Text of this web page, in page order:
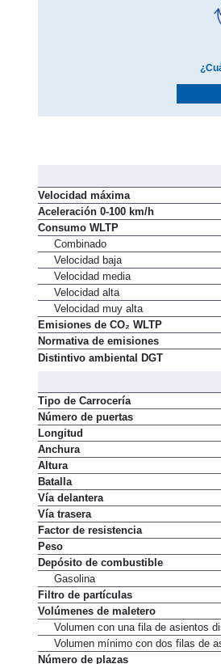
Velocidad máxima
Aceleración 0-100 km/h
Consumo WLTP
Combinado
Velocidad baja
Velocidad media
Velocidad alta
Velocidad muy alta
Emisiones de CO₂ WLTP
Normativa de emisiones
Tipo de Carrocería
Número de puertas
Longitud
Anchura
Altura
Batalla
Vía delantera
Vía trasera
Factor de resistencia
Peso
Depósito de combustible
Gasolina
Filtro de partículas
Volúmenes de maletero
Volumen con una fila de asientos
Volumen mínimo con dos filas de